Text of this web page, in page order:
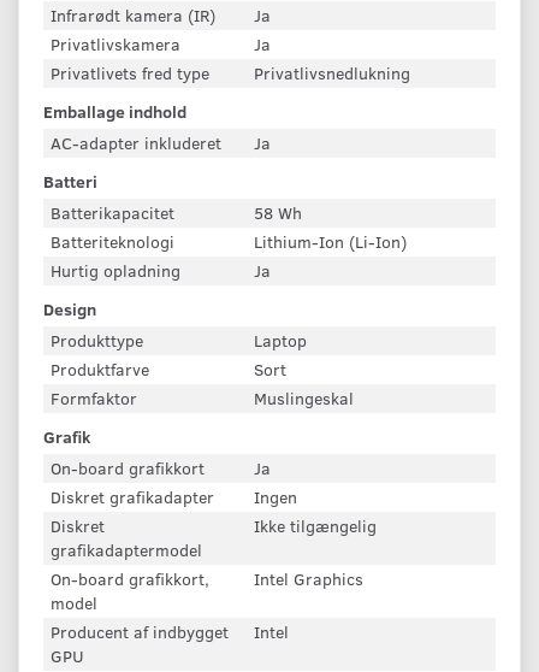
Infrarødt kamera (IR)
Ja
Privatlivskamera
Ja
Privatlivets fred type
Privatlivsnedlukning
Emballage indhold
AC-adapter inkluderet
Ja
Batteri
Batterikapacitet
58 Wh
Batteriteknologi
Lithium-Ion (Li-Ion)
Hurtig opladning
Ja
Design
Produkttype
Laptop
Produktfarve
Sort
Formfaktor
Muslingeskal
Grafik
On-board grafikkort
Ja
Diskret grafikadapter
Ingen
Diskret
grafikadaptermodel
Ikke tilgængelig
On-board grafikkort,
model
Intel Graphics
Producent af indbygget
GPU
Intel